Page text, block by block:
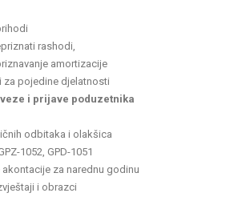
rashodi,
amortizacije
za pojedine djelatnosti
i prijave poduzetnika
odbitaka i olakšica
1052, GPD-1051
akontacije za narednu godinu
i obrazci